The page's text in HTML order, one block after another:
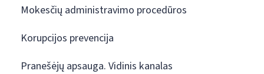
Mokesčių administravimo procedūros
Korupcijos prevencija
Pranešėjų apsauga. Vidinis kanalas